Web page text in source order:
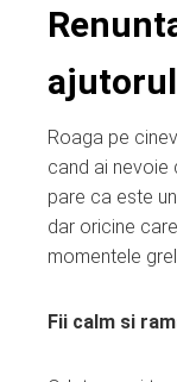
Roaga pe
cand ai nevoie
pare ca este
dar oricine
momentele
Fii calm si